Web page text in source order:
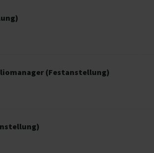
(Festanstellung)